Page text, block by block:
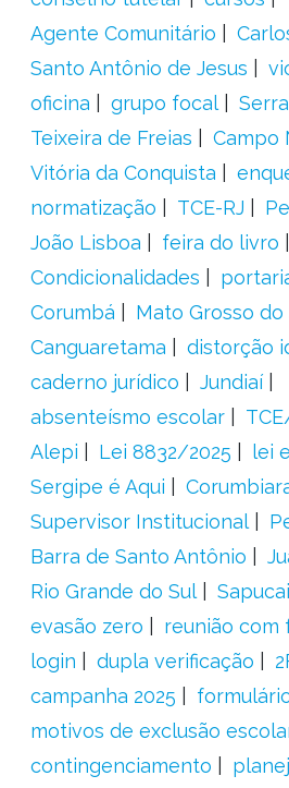
Agente Comunitário
Santo Antônio de Jesus
oficina
grupo focal
Teixeira de Freias
Campo
Vitória da Conquista
normatização
TCE-RJ
João Lisboa
feira do livro
Condicionalidades
Corumbá
Mato Grosso do
Canguaretama
distorção
caderno jurídico
Jundiaí
absenteísmo escolar
Alepi
Lei 8832/2025 lei
Sergipe é Aqui
Supervisor Institucional
Barra de Santo Antônio
Rio Grande do Sul
evasão zero
reunião com
login
dupla verificação
campanha 2025
motivos de exclusão
contingenciamento